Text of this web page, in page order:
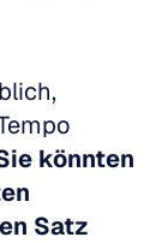
könnten
Satz